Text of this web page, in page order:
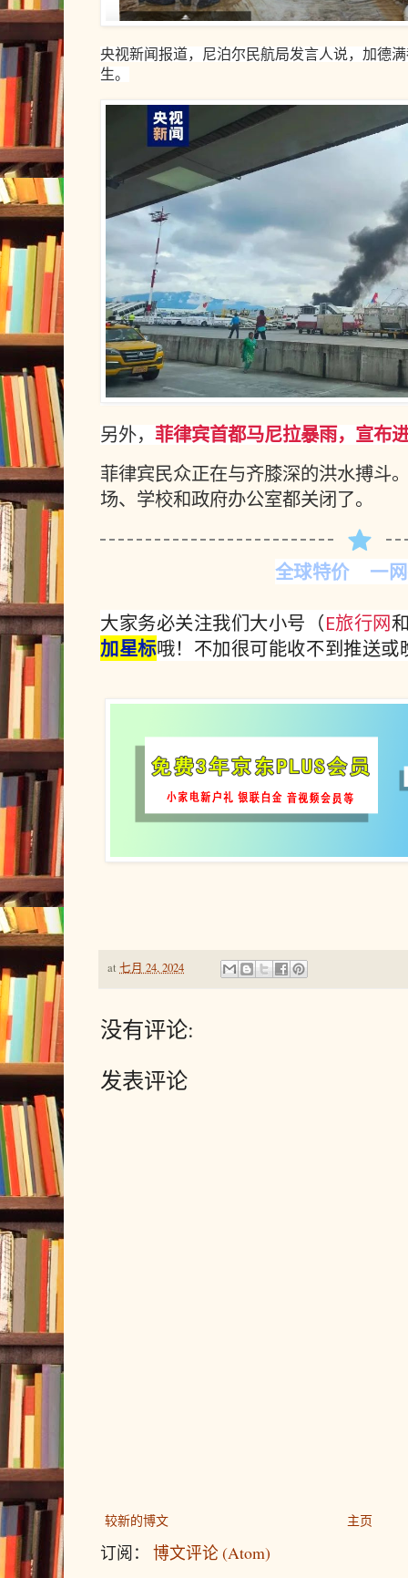
央视新闻报道，尼泊尔民航局发言人说，加德
生。
另外， 菲律宾首都马尼拉暴雨，宣布
菲律宾民众正在与齐膝深的洪水搏斗
场、学校和政府办公室都关闭了。
全球特价 一
大家务必关注我们大小号（E旅行网
加星标哦！不加很可能收不到推送或
at 七月 24, 2024
没有评论:
发表评论
较新的博文 主页
订阅： 博文评论 (Atom)